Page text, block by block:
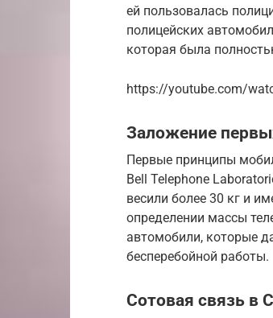
ей пользовалась
полицейских
которая была
https://youtube.com/
Заложение
Первые принципы
Bell Telephone
весили более 30 кг и
определении массы
автомобили, которые
бесперебойной работы.
Сотовая связь в